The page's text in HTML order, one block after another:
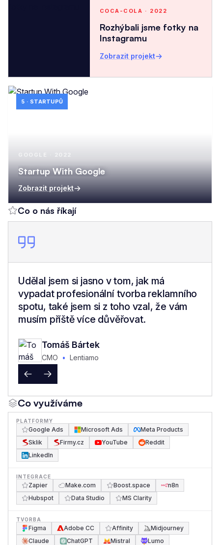
COCA-COLA · 2022
Rozhýbali jsme fotky na
Instagramu
Zobrazit projekt
5 · STARTUPŮ
GOOGLE · 2022
Startup With Google
Zobrazit projekt
Co o nás říkají
Udělal jsem si jasno v tom, jak má
vypadat profesionální tvorba reklamního
spotu, také jsem si z toho vzal, že vám
musím příště více důvěřovat.
Tomáš Bártek
CMO • Lentiamo
Co využíváme
PLATFORMY
Google Ads Microsoft Ads
Meta Products
Sklik
Firmy.cz YouTube
Reddit
LinkedIn
INTEGRACE
Zapier Make.com Boost.space
n8n
Hubspot
Data Studio MS Clarity
TVORBA
Figma Adobe CC Affinity
Midjourney
Claude
ChatGPT Mistral Lumo